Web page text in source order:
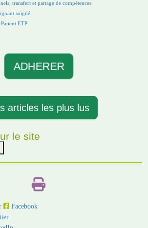
transfert et partage de compétences
soigné
ETP
ADHERER
articles les plus lus
le site
Facebook